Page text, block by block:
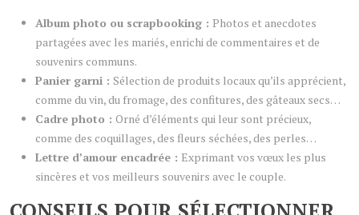
Album photo ou scrapbooking : Photos et anecdotes
partagées avec les mariés, enrichi de commentaires et de
souvenirs communs.
Panier garni : Sélection de produits locaux qu’ils apprécient,
comme du vin, du fromage, des confitures, des gâteaux secs…
Cadre photo : Orné d’éléments qui leur sont précieux,
comme des coquillages, des fleurs séchées, des perles…
Lettre d’amour encadrée : Exprimant vos vœux les plus
sincères et vos meilleurs souvenirs avec le couple.